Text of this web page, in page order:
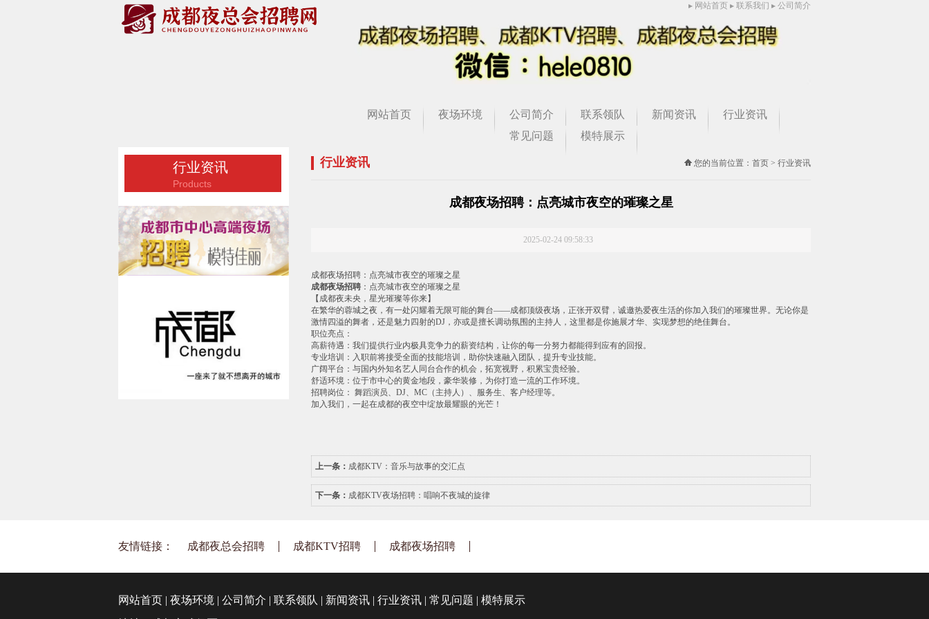
网站首页 联系我们 公司简介
网站首页 夜场环境 公司简介 联系领队 新闻资讯
行业资讯
常见问题
模特展示
行业资讯
Products
行业资讯 您的当前位置： 首页 > 行业资讯
成都夜场招聘：点亮城市夜空的璀璨之星
2025-02-24 09:58:33
成都夜场招聘：点亮城市夜空的璀璨之星
成都夜场招聘 ：点亮城市夜空的璀璨之星
【成都夜未央，星光璀璨等你来】
在繁华的蓉城之夜，有一处闪耀着无限可能的舞台——成都顶级夜场，正张开双臂，诚邀热爱夜生活的你加入我们的璀璨世界。无论你是
激情四溢的舞者，还是魅力四射的DJ，亦或是擅长调动氛围的主持人，这里都是你施展才华、实现梦想的绝佳舞台。
职位亮点：
高薪待遇：我们提供行业内极具竞争力的薪资结构，让你的每一分努力都能得到应有的回报。
专业培训：入职前将接受全面的技能培训，助你快速融入团队，提升专业技能。
广阔平台：与国内外知名艺人同台合作的机会，拓宽视野，积累宝贵经验。
舒适环境：位于市中心的黄金地段，豪华装修，为你打造一流的工作环境。
招聘岗位： 舞蹈演员、DJ、MC（主持人）、服务生、客户经理等。
加入我们，一起在成都的夜空中绽放最耀眼的光芒！
上一条： 成都KTV：音乐与故事的交汇点
下一条： 成都KTV夜场招聘：唱响不夜城的旋律
友情链接： 成都夜总会招聘 成都KTV招聘 成都夜场招聘
网站首页 | 夜场环境 | 公司简介 | 联系领队 | 新闻资讯 | 行业资讯 | 常见问题 | 模特展示